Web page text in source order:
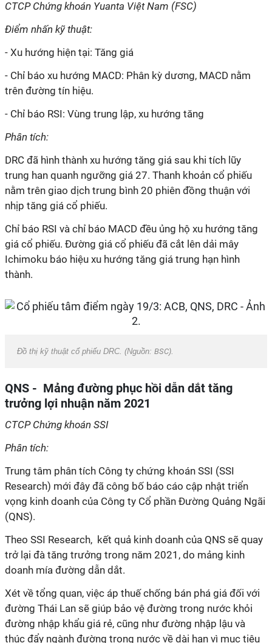
CTCP Chứng khoán Yuanta Việt Nam (FSC)
Điểm nhấn kỹ thuật:
- Xu hướng hiện tại: Tăng giá
- Chỉ báo xu hướng MACD: Phân kỳ dương, MACD nằm
trên đường tín hiệu.
- Chỉ báo RSI: Vùng trung lập, xu hướng tăng
Phân tích:
DRC đã hình thành xu hướng tăng giá sau khi tích lũy
trung han quanh ngưỡng giá 27. Thanh khoản cổ phiếu
nằm trên giao dịch trung bình 20 phiên đồng thuận với
nhịp tăng giá cổ phiếu.
Chỉ báo RSI và chỉ báo MACD đều ủng hộ xu hướng tăng
giá cổ phiếu. Đường giá cổ phiếu đã cắt lên dải mây
Ichimoku báo hiệu xu hướng tăng giá trung hạn hình
thành.
Đồ thị kỹ thuật cổ phiếu DRC. (Nguồn: BSC).
QNS - Mảng đường phục hồi dẫn dắt tăng
trưởng lợi nhuận năm 2021
CTCP Chứng khoán SSI
Phân tích:
Trung tâm phân tích Công ty chứng khoán SSI (SSI
Research) mới đây đã công bố báo cáo cập nhật triển
vọng kinh doanh của Công ty Cổ phần Đường Quảng Ngãi
(QNS).
Theo SSI Research, kết quả kinh doanh của QNS sẽ quay
trở lại đà tăng trưởng trong năm 2021, do mảng kinh
doanh mía đường dẫn dắt.
Xét về tổng quan, việc áp thuế chống bán phá giá đối với
đường Thái Lan sẽ giúp bảo vệ đường trong nước khỏi
đường nhập khẩu giá rẻ, cũng như đường nhập lậu và
thúc đẩy ngành đường trong nước về dài hạn vì mục tiêu